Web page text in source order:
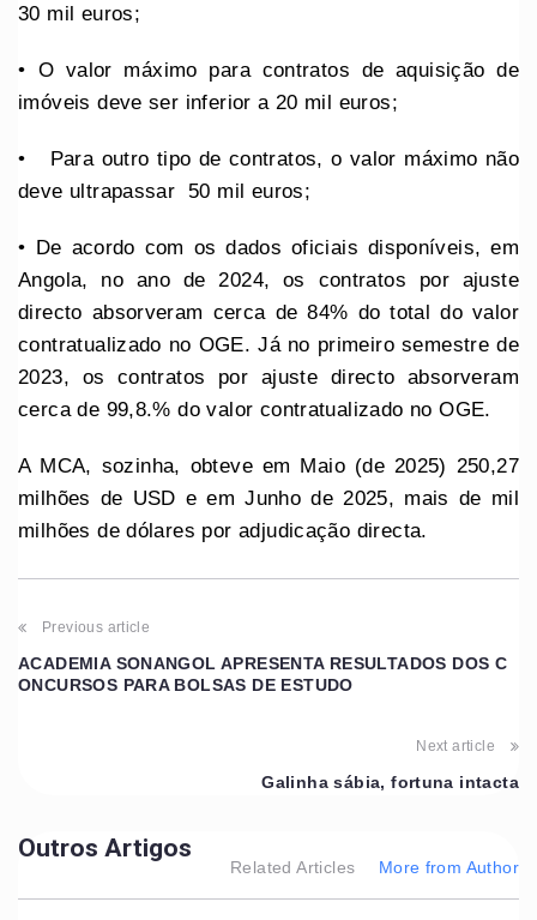
30 mil euros;
•⁠ ⁠O valor máximo para contratos de aquisição de
imóveis deve ser inferior a 20 mil euros;
•⁠ ⁠⁠ Para outro tipo de contratos, o valor máximo não
deve ultrapassar 50 mil euros;
•⁠ ⁠De acordo com os dados oficiais disponíveis, em
Angola, no ano de 2024, os contratos por ajuste
directo absorveram cerca de 84% do total do valor
contratualizado no OGE. Já no primeiro semestre de
2023, os contratos por ajuste directo absorveram
cerca de 99,8.% do valor contratualizado no OGE.
A MCA, sozinha, obteve em Maio (de 2025) 250,27
milhões de USD e em Junho de 2025, mais de mil
milhões de dólares por adjudicação directa.
Previous article
ACADEMIA SONANGOL APRESENTA RESULTADOS DOS C
ONCURSOS PARA BOLSAS DE ESTUDO
Next article
Galinha sábia, fortuna intacta
Outros Artigos
Related Articles More from Author